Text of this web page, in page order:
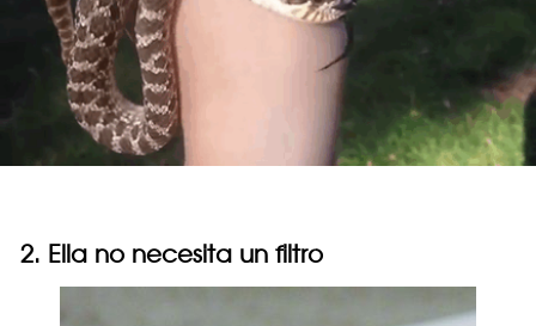
2. Ella no necesita un filtro